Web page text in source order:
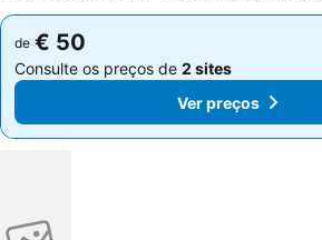
de € 50
Consulte os preços de 2 sites
Ver preços
de € 50
Consulte os preços de 2 sites
Ver preços